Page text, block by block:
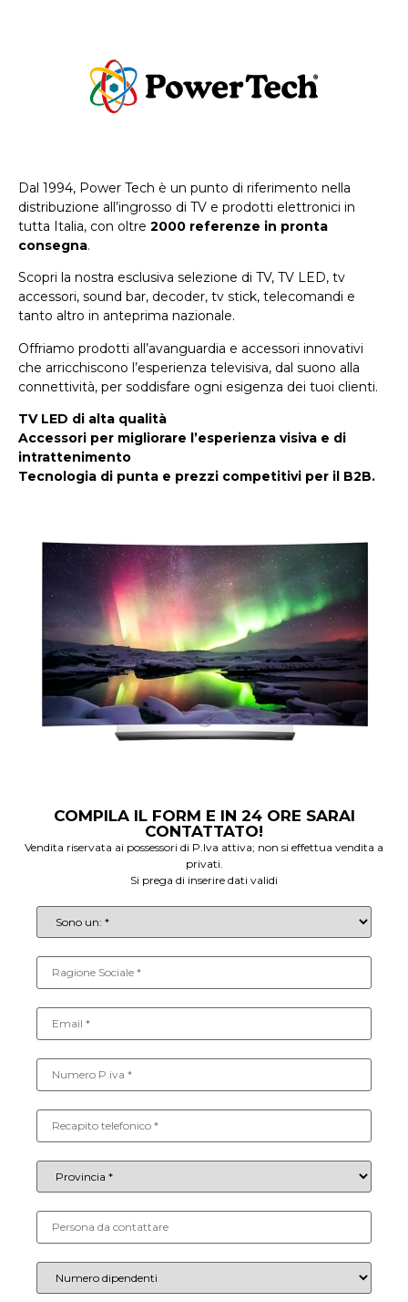
COMPILA IL FORM E IN 24 ORE SARAI
CONTATTATO!
Vendita riservata ai possessori di P.Iva attiva; non si effettua vendita a
privati.
Si prega di inserire dati validi
Dal 1994, Power Tech è un punto di riferimento nella
distribuzione all’ingrosso di TV e prodotti elettronici in
tutta Italia, con oltre 2000 referenze in pronta
consegna.
Scopri la nostra esclusiva selezione di TV, TV LED, tv
accessori, sound bar, decoder, tv stick, telecomandi e
tanto altro in anteprima nazionale.
Offriamo prodotti all’avanguardia e accessori innovativi
che arricchiscono l’esperienza televisiva, dal suono alla
connettività, per soddisfare ogni esigenza dei tuoi clienti.
TV LED di alta qualità
Accessori per migliorare l’esperienza visiva e di
intrattenimento
Tecnologia di punta e prezzi competitivi per il B2B.